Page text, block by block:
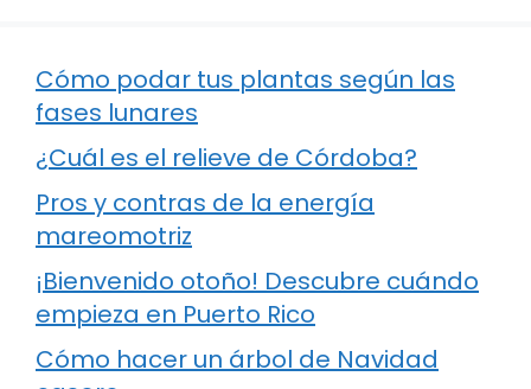
Cómo podar tus plantas según las
fases lunares
¿Cuál es el relieve de Córdoba?
Pros y contras de la energía
mareomotriz
¡Bienvenido otoño! Descubre cuándo
empieza en Puerto Rico
Cómo hacer un árbol de Navidad